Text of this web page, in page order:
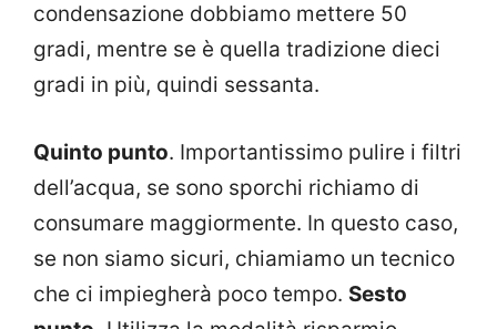
condensazione dobbiamo mettere 50
gradi, mentre se è quella tradizione dieci
gradi in più, quindi sessanta.
Quinto punto. Importantissimo pulire i filtri
dell’acqua, se sono sporchi richiamo di
consumare maggiormente. In questo caso,
se non siamo sicuri, chiamiamo un tecnico
che ci impiegherà poco tempo. Sesto